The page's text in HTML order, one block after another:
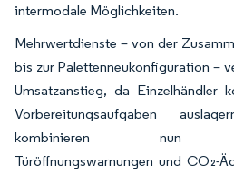
intermodale Möglichkeiten.
Mehrwertdienste – von der
bis zur Palettenneukonfiguration –
Umsatzanstieg, da Einzelhändler
Vorbereitungsaufgaben
kombinieren nun
Türöffnungswarnungen und CO₂-